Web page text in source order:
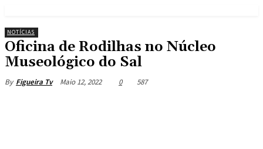
NOTÍCIAS
Oficina de Rodilhas no Núcleo
Museológico do Sal
By Figueira Tv Maio 12, 2022 0 587